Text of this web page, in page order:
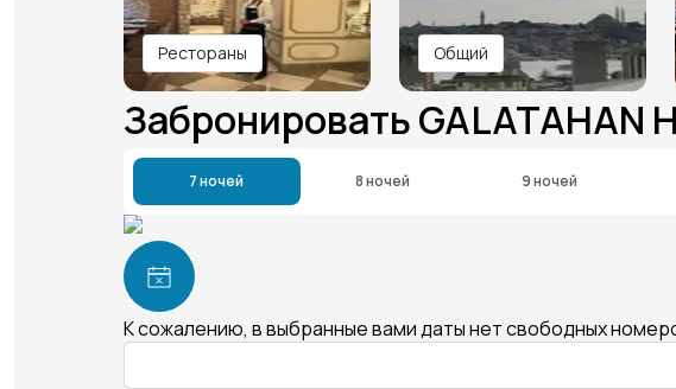
Рестораны Общий
Забронировать GALATAHAN
7 ночей 8 ночей 9 ночей
К сожалению, в выбранные вами даты нет свободных